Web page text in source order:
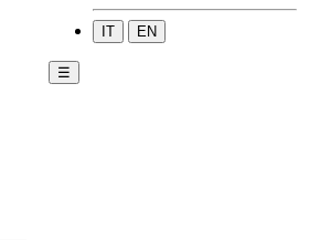
IT EN
☰